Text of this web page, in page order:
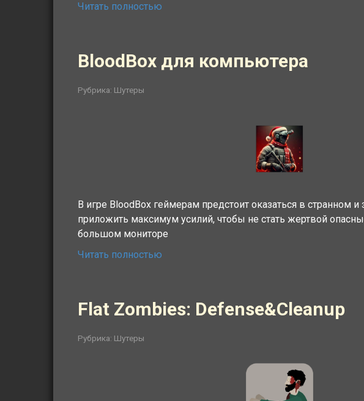
Читать полностью
BloodBox для компьютера
Рубрика: Шутеры
В игре BloodBox геймерам предстоит оказаться в странном
приложить максимум усилий, чтобы не стать жертвой
большом мониторе
Читать полностью
Flat Zombies: Defense&Cleanup
Рубрика: Шутеры